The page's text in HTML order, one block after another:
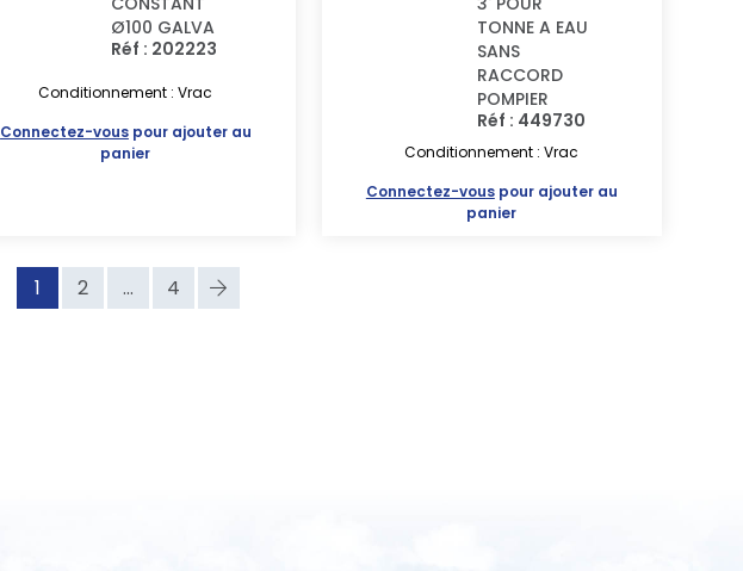
Ø100 GALVA
Réf : 202223
Conditionnement : Vrac
Connectez-vouspour ajouter au
panier
TONNE A EAU
SANS
RACCORD
POMPIER
Réf : 449730
Conditionnement : Vrac
Connectez-vouspour ajouter au
panier
1 2 ... 4